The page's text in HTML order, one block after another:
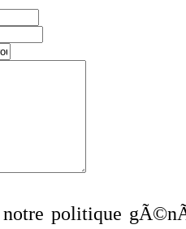
politique